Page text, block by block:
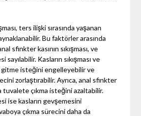
ters ilişki sırasında yaşanan
Bu faktörler arasında
sfinkter kasının sıkışması, ve
Kasların sıkışması ve
isteğini engelleyebilir ve
zorlaştırabilir. Ayrıca, anal sfinkter
tuvalete çıkma isteğini azaltabilir.
ise kasların gevşemesini
çıkma sürecini daha da